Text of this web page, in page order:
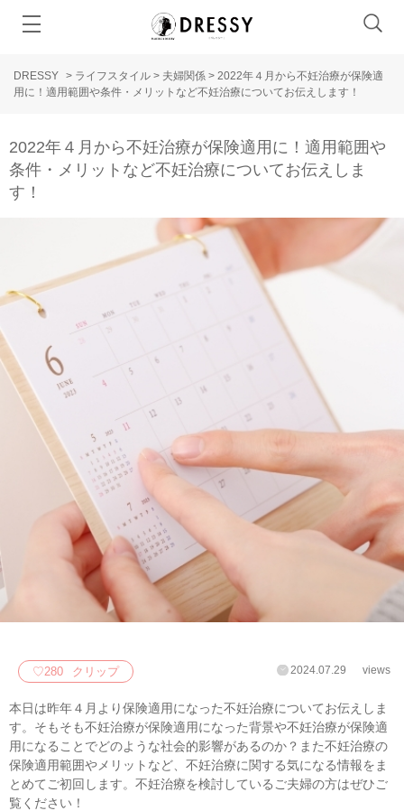
DRESSY > ライフスタイル > 夫婦関係 > 2022年４月から不妊治療が保険適
用に！適用範囲や条件・メリットなど不妊治療についてお伝えします！
2022年４月から不妊治療が保険適用に！適用範囲や
条件・メリットなど不妊治療についてお伝えしま
す！
♡280 クリップ 2024.07.29 views
本日は昨年４月より保険適用になった不妊治療についてお伝えしま
す。そもそも不妊治療が保険適用になった背景や不妊治療が保険適
用になることでどのような社会的影響があるのか？また不妊治療の
保険適用範囲やメリットなど、不妊治療に関する気になる情報をま
とめてご初回します。不妊治療を検討しているご夫婦の方はぜひご
覧ください！